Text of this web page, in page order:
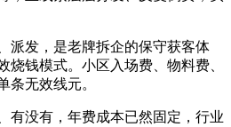
发，是老牌拆企的保守获客体
烧钱模式。小区入场费、物料费、
条无效线元。
没有，年费成本已然固定，行业